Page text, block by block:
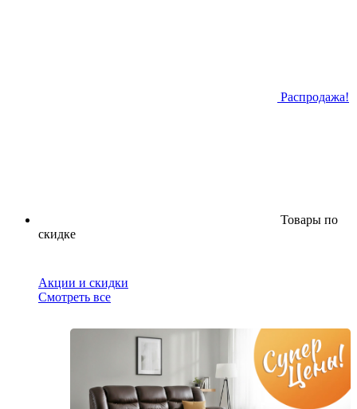
Распродажа!
Товары по
скидке
Акции и скидки
Смотреть все